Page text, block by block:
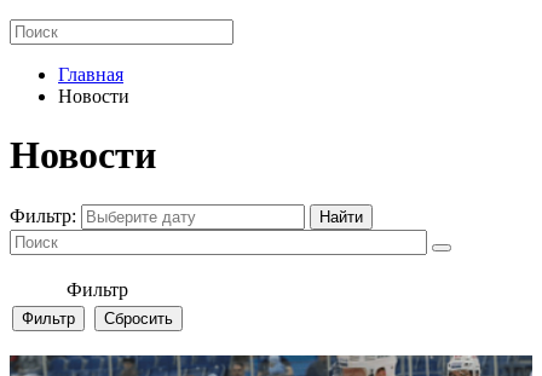
Главная
Новости
Новости
Фильтр:
Фильтр